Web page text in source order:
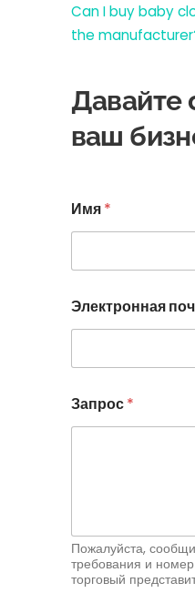
Can I buy baby
the
Давайте
ваш
Имя*
м
я
а
р
о
с
Электронная
Запрос*
Пожалуйста,
требования и
торговый